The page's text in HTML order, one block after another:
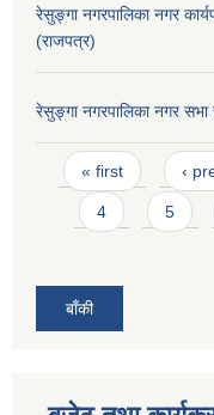
रेसुङ्गा नगरपालिका नगर
(राजपत्र)
रेसुङ्गा नगरपालिका नगर
Pages
« first ‹
4 5
बाँकी